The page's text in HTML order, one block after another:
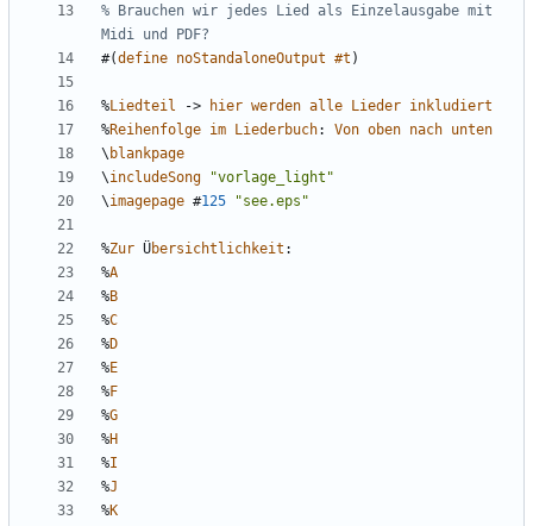
% Brauchen wir jedes Lied als Einzelausgabe mit
Midi und PDF?
#(define noStandaloneOutput #t )
%Liedteil -> hier werden alle Lieder inkludiert
%Reihenfolge im Liederbuch: Von oben nach unten
\ blankpage
\includeSong
"vorlage_light"
\imagepage #125 "see.eps"
%Zur Übersichtlichkeit :
%A
%B
%C
%D
%E
%F
%G
%H
%I
%J
%K